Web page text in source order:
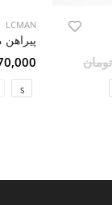
LCMAN
S